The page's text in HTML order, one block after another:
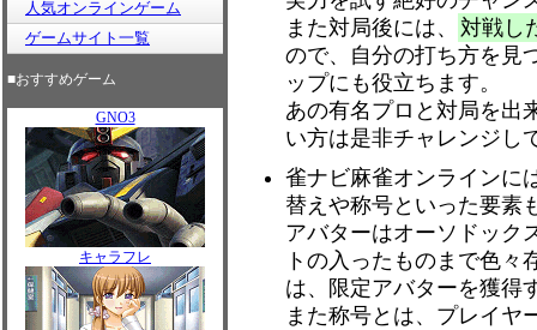
人気オンラインゲーム
ゲームサイト一覧
■おすすめゲーム
GNO3
キャラフレ
また対局後には、
対戦し
ので、自分の打ち方を見
ップにも役立ちます。
あの有名プロと対局を出
い方は是非チャレンジし
雀ナビ麻雀オンラインに
替えや称号といった要素
アバターはオーソドック
トの入ったものまで色
は、限定アバターを獲得
また称号とは、プレイヤ